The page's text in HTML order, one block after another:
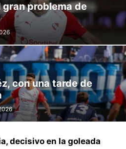
gran problema de
con una tarde de
decisivo en la goleada